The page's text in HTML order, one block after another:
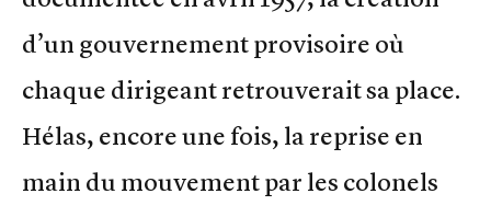
d’un gouvernement provisoire où
chaque dirigeant retrouverait sa place.
Hélas, encore une fois, la reprise en
main du mouvement par les colonels